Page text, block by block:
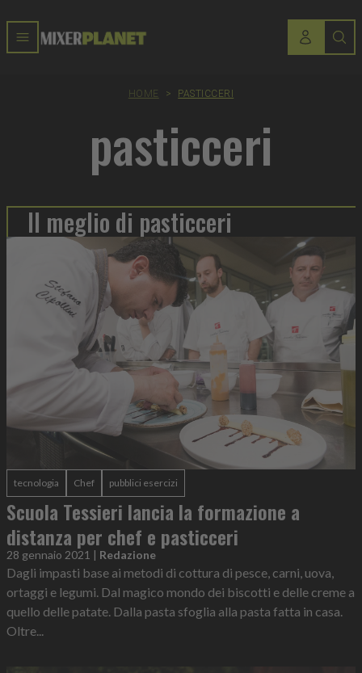
HOME > PASTICCERI
pasticceri
Il meglio di pasticceri
tecnologia Chef pubblici esercizi
Scuola Tessieri lancia la formazione a
distanza per chef e pasticceri
28 gennaio 2021 | Redazione
Dagli impasti base ai metodi di cottura di pesce, carni, uova,
ortaggi e legumi. Dal magico mondo dei biscotti e delle creme a
quello delle patate. Dalla pasta sfoglia alla pasta fatta in casa.
Oltre...